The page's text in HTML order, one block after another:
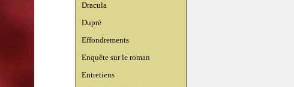
Dracula
Dupré
Effondrements
Enquête sur le roman
Entretiens